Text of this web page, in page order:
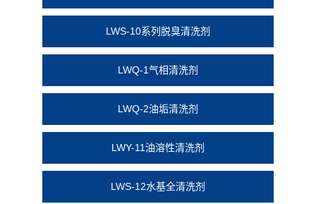
LWS-10系列脱臭清洗剂
LWQ-1气相清洗剂
LWQ-2油垢清洗剂
LWY-11油溶性清洗剂
LWS-12水基全清洗剂